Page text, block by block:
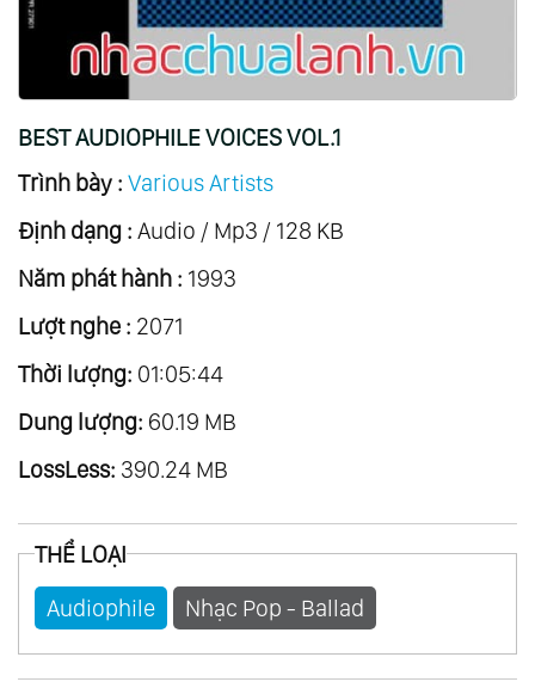
BEST AUDIOPHILE VOICES VOL.1
Trình bày : Various Artists
Định dạng : Audio / Mp3 / 128 KB
Năm phát hành : 1993
Lượt nghe : 2071
Thời lượng: 01:05:44
Dung lượng: 60.19 MB
LossLess: 390.24 MB
THỂ LOẠI
Audiophile
Nhạc Pop - Ballad